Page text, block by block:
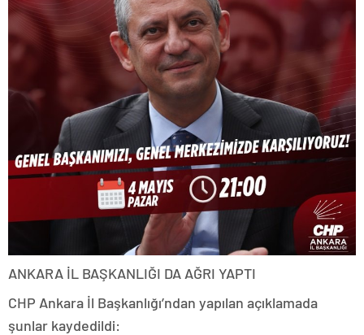
ANKARA İL BAŞKANLIĞI DA AĞRI YAPTI
CHP Ankara İl Başkanlığı’ndan yapılan açıklamada
şunlar kaydedildi: